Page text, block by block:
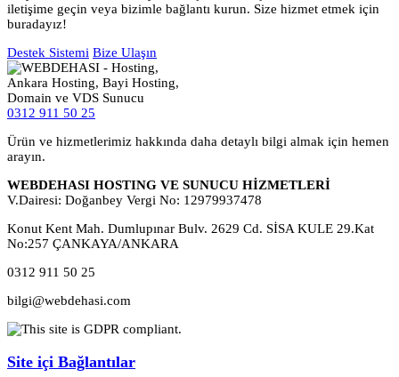
iletişime geçin veya bizimle bağlantı kurun. Size hizmet etmek için
buradayız!
Destek Sistemi Bize Ulaşın
0312 911 50 25
Ürün ve hizmetlerimiz hakkında daha detaylı bilgi almak için hemen
arayın.
WEBDEHASI HOSTING VE SUNUCU HİZMETLERİ
V.Dairesi: Doğanbey Vergi No: 12979937478
Konut Kent Mah. Dumlupınar Bulv. 2629 Cd. SİSA KULE 29.Kat
No:257 ÇANKAYA/ANKARA
0312 911 50 25
bilgi@webdehasi.com
Site içi Bağlantılar